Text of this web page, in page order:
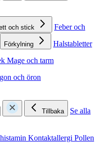
och stick
Feber och
Förkylning
Halstabletter
Mage och tarm
och öron
Tillbaka
Se alla
Kontaktallergi Pollen